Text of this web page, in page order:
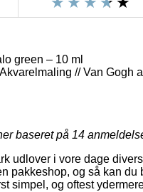
green – 10 ml
// Van Gogh
baseret på 14
udlover i vore dage
pakkeshop, og så kan du
simpel, og oftest